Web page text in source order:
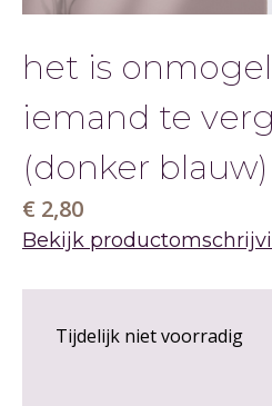
het is
iemand te
(donker blauw)
€ 2,80
Bekijk
Tijdelijk niet voorradig